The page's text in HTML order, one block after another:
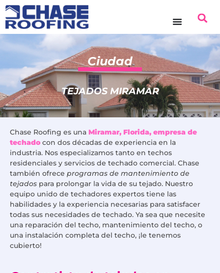
contenido
Ciudad
TEJADOS MIRAMAR
Chase Roofing es una Miramar, Florida, empresa de
techado con dos décadas de experiencia en la
industria. Nos especializamos tanto en techos
residenciales y servicios de techado comercial. Chase
también ofrece programas de mantenimiento de
tejados para prolongar la vida de su tejado. Nuestro
equipo unido de techadores expertos tiene las
habilidades y la experiencia necesarias para satisfacer
todas sus necesidades de techado. Ya sea que necesite
una reparación del techo, mantenimiento del techo, o
una instalación completa del techo, ¡le tenemos
cubierto!